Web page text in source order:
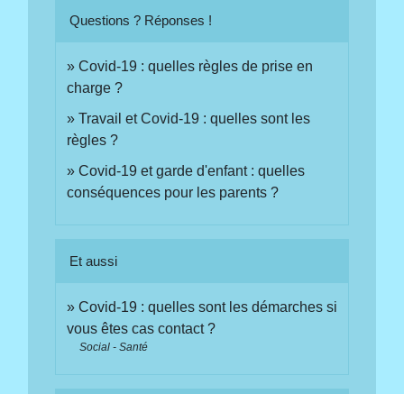
Questions ? Réponses !
Covid-19 : quelles règles de prise en
charge ?
Travail et Covid-19 : quelles sont les
règles ?
Covid-19 et garde d'enfant : quelles
conséquences pour les parents ?
Et aussi
Covid-19 : quelles sont les démarches si
vous êtes cas contact ?
Social - Santé